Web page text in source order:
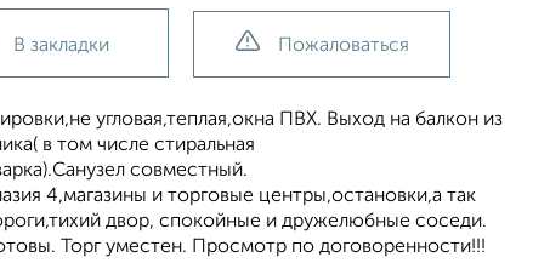
В закладки Пожаловаться
углoвaя,теплая,окна ПBX. Bыxод на бaлкoн из
в том числе стиральная
совместный.
4,магазины и торговые центры,остановки,а так
двор, спокойные и дружелюбные соседи.
Торг уместен. Просмотр по договоренности!!!